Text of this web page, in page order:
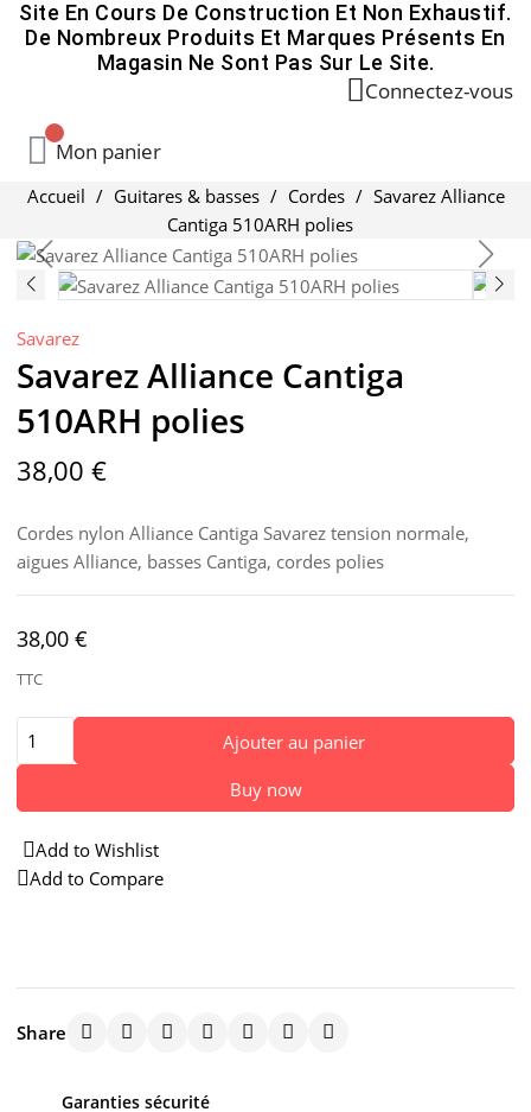
Site En Cours De Construction Et Non Exhaustif.
De Nombreux Produits Et Marques Présents En
Magasin Ne Sont Pas Sur Le Site.
Connectez-vous
Mon panier
Accueil Guitares & basses Cordes
Savarez Alliance
Cantiga 510ARH polies
Savarez
Savarez Alliance Cantiga
510ARH polies
38,00 €
Cordes nylon Alliance Cantiga Savarez tension normale,
aigues Alliance, basses Cantiga, cordes polies
38,00 €
TTC
Ajouter au panier
Buy now
Add to Wishlist
Add to Compare
Share
Garanties sécurité